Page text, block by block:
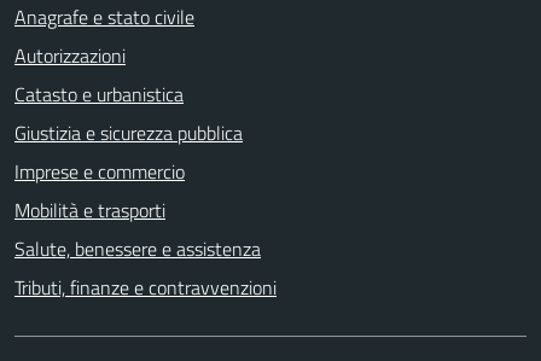
Anagrafe e stato civile
Autorizzazioni
Catasto e urbanistica
Giustizia e sicurezza pubblica
Imprese e commercio
Mobilità e trasporti
Salute, benessere e assistenza
Tributi, finanze e contravvenzioni